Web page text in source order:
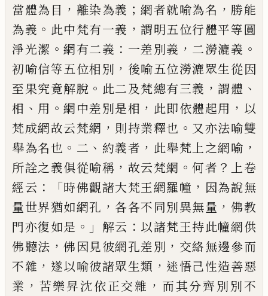
當體為目 ， 離染為義 ； 網者就喻為名 ， 勝能
為義 。 此中梵有一義 ，謂明五位行體平等圓
淨光潔 。網有二義 ： 一差別義 ， 二澇漉義 。
初喻信等五位相別 ， 後喻五位澇漉眾生從因
至果究竟解脫 。 此二及梵總有三義 ，謂體 、
相 、 用 。網中差別是相 ， 此即依體起用 ， 以
梵成網故云梵網 ， 則持業釋也 。 又亦法喻雙
舉為名也 。 二 、 約義者 ， 此舉梵 上之網喻 ，
所詮之義俱從喻稱 ， 故云梵網 。何者 ？
上卷
經云 ：「時佛觀諸大梵王網羅幢 ， 因為說無
量世界猶如網孔 ，各各不同別異無量 ， 佛教
門亦復如是 。」 解云 ： 以諸梵王持此幢網供
佛聽法 ，佛因見彼網孔差別 ， 交絡無邊參而
不雜 ， 遂以喻彼諸眾生類 ， 迷悟己性造善惡
業 ， 苦樂昇沈依正交雜 ， 而其分齊別別不